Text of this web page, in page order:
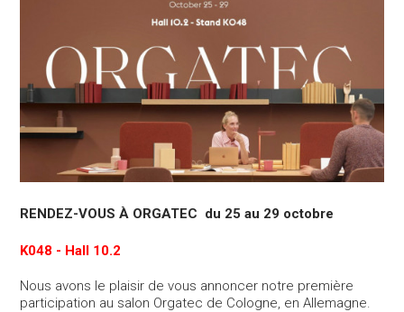
RENDEZ-VOUS À ORGATEC du 25 au 29 octobre
K048 - Hall 10.2
Nous avons le plaisir de vous annoncer notre première
participation au salon Orgatec de Cologne, en Allemagne.